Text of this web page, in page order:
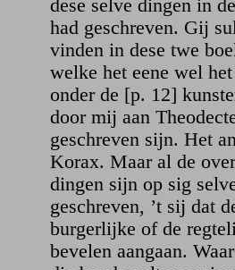
dese selve dingen in
had geschreven. Gij
vinden in dese twe
welke het eene wel
onder de [p. 12]
door mij aan
geschreven sijn. Het
Korax. Maar al de
dingen sijn op sig
geschreven, ’t sij dat
burgerlijke of de
bevelen aangaan.